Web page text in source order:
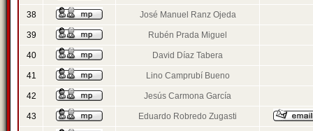
38 José Manuel Ranz Ojeda
39 Rubén Prada Miguel
40 David Díaz Tabera
41 Lino Camprubí Bueno
42 Jesús Carmona García
43 Eduardo Robredo Zugasti